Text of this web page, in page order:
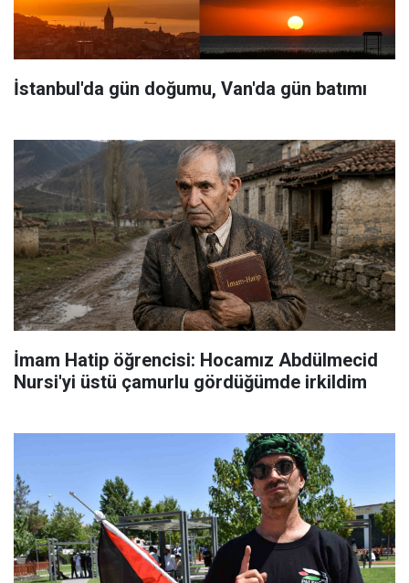
İstanbul'da gün doğumu, Van'da gün batımı
İmam Hatip öğrencisi: Hocamız Abdülmecid
Nursi'yi üstü çamurlu gördüğümde irkildim